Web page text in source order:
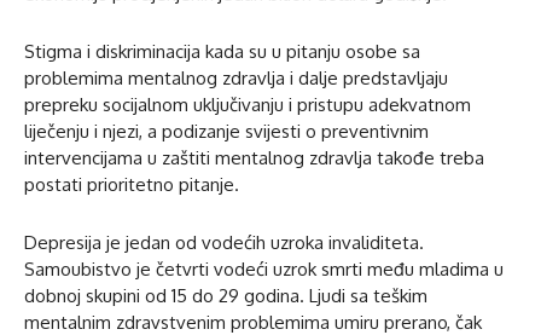
Stigma i diskriminacija kada su u pitanju osobe sa
problemima mentalnog zdravlja i dalje predstavljaju
prepreku socijalnom uključivanju i pristupu adekvatnom
liječenju i njezi, a podizanje svijesti o preventivnim
intervencijama u zaštiti mentalnog zdravlja takođe treba
postati prioritetno pitanje.
Depresija je jedan od vodećih uzroka invaliditeta.
Samoubistvo je četvrti vodeći uzrok smrti među mladima u
dobnoj skupini od 15 do 29 godina. Ljudi sa teškim
mentalnim zdravstvenim problemima umiru prerano, čak